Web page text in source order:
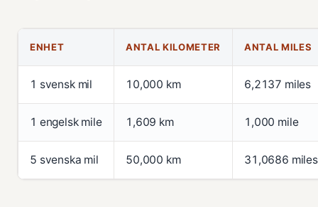
ENHET ANTAL KILOMETER ANTAL MILES
1 svensk mil 10,000 km 6,2137 miles
1 engelsk mile 1,609 km 1,000 mile
5 svenska mil 50,000 km 31,0686 miles